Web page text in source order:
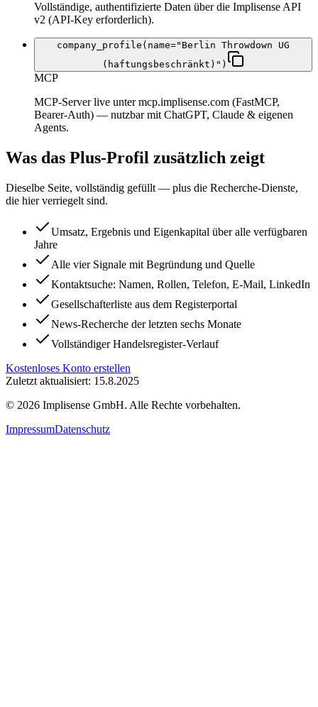
Vollständige, authentifizierte Daten über die Implisense API
v2 (API-Key erforderlich).
company_profile(name="Berlin Throwdown UG
(haftungsbeschränkt)")
MCP
MCP-Server live unter mcp.implisense.com (FastMCP,
Bearer-Auth) — nutzbar mit ChatGPT, Claude & eigenen
Agents.
Was das Plus-Profil zusätzlich zeigt
Dieselbe Seite, vollständig gefüllt — plus die Recherche-Dienste,
die hier verriegelt sind.
Umsatz, Ergebnis und Eigenkapital über alle verfügbaren
Jahre
Alle vier Signale mit Begründung und Quelle
Kontaktsuche: Namen, Rollen, Telefon, E-Mail, LinkedIn
Gesellschafterliste aus dem Registerportal
News-Recherche der letzten sechs Monate
Vollständiger Handelsregister-Verlauf
Kostenloses Konto erstellen
Zuletzt aktualisiert: 15.8.2025
© 2026 Implisense GmbH. Alle Rechte vorbehalten.
ImpressumDatenschutz